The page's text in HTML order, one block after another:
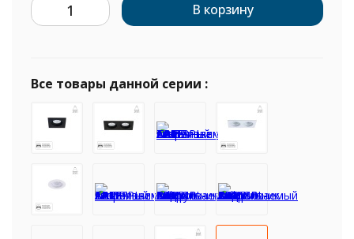
В корзину
Все товары данной серии :